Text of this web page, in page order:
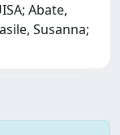
Abate,
Susanna;